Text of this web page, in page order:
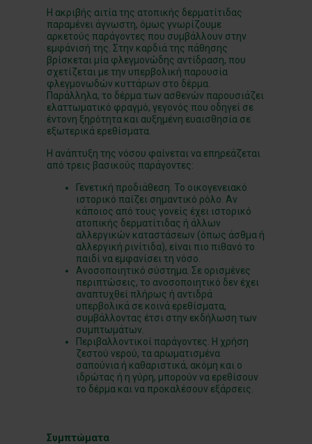
Η ακριβής αιτία της ατοπικής δερματίτιδας
παραμένει άγνωστη, όμως γνωρίζουμε
αρκετούς παράγοντες που συμβάλλουν στην
εμφάνισή της. Στην καρδιά της πάθησης
βρίσκεται μία φλεγμονώδης αντίδραση, που
σχετίζεται με την υπερβολική παρουσία
φλεγμονωδών κυττάρων στο δέρμα.
Παράλληλα, το δέρμα των ασθενών παρουσιάζει
ελαττωματικό φραγμό, γεγονός που οδηγεί σε
έντονη ξηρότητα και αυξημένη ευαισθησία σε
εξωτερικά ερεθίσματα.
Η ανάπτυξη της νόσου φαίνεται να επηρεάζεται
από τρεις βασικούς παράγοντες:
Γενετική προδιάθεση. Το οικογενειακό
ιστορικό παίζει σημαντικό ρόλο. Αν
κάποιος από τους γονείς έχει ιστορικό
ατοπικής δερματίτιδας ή άλλων
αλλεργικών καταστάσεων (όπως άσθμα ή
αλλεργική ρινίτιδα), είναι πιο πιθανό το
παιδί να εμφανίσει τη νόσο.
Ανοσοποιητικό σύστημα. Σε ορισμένες
περιπτώσεις, το ανοσοποιητικό δεν έχει
αναπτυχθεί πλήρως ή αντιδρά
υπερβολικά σε κοινά ερεθίσματα,
συμβάλλοντας έτσι στην εκδήλωση των
συμπτωμάτων.
Περιβαλλοντικοί παράγοντες. Η χρήση
ζεστού νερού, τα αρωματισμένα
σαπούνια ή καθαριστικά, ακόμη και ο
ιδρώτας ή η γύρη, μπορούν να ερεθίσουν
το δέρμα και να προκαλέσουν εξάρσεις.
Συμπτώματα